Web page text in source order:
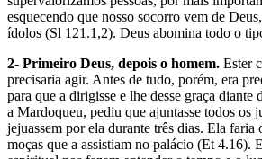
esquecendo que nosso socorro vem de
ídolos (Sl 121.1,2). Deus abomina todo o
2- Primeiro Deus, depois o homem. Ester
precisaria agir. Antes de tudo, porém, era
para que a dirigisse e lhe desse graça diante
a Mardoqueu, pediu que ajuntasse todos os
jejuassem por ela durante três dias. Ela faria
moças que a assistiam no palácio (Et 4.16).